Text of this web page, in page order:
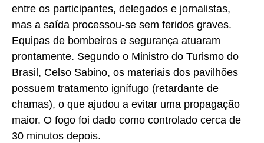
entre os participantes, delegados e jornalistas,
mas a saída processou-se sem feridos graves.
Equipas de bombeiros e segurança atuaram
prontamente. Segundo o Ministro do Turismo do
Brasil, Celso Sabino, os materiais dos pavilhões
possuem tratamento ignífugo (retardante de
chamas), o que ajudou a evitar uma propagação
maior. O fogo foi dado como controlado cerca de
30 minutos depois.